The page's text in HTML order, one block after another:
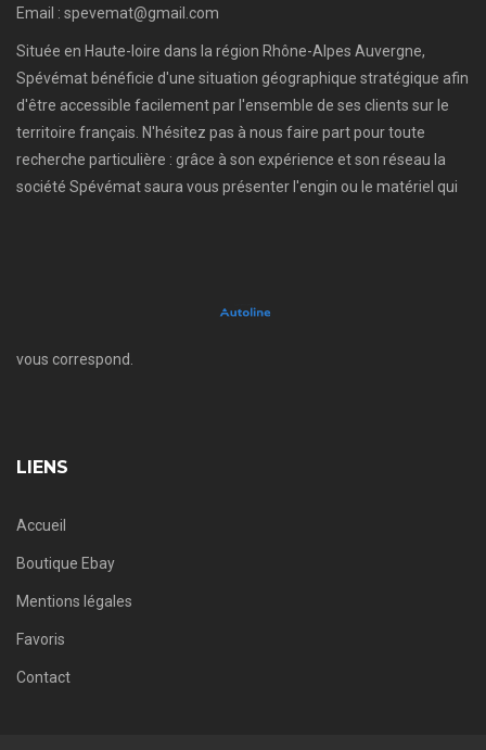
Email : spevemat@gmail.com
Située en Haute-loire dans la région Rhône-Alpes Auvergne,
Spévémat bénéficie d'une situation géographique stratégique afin
d'être accessible facilement par l'ensemble de ses clients sur le
territoire français. N'hésitez pas à nous faire part pour toute
recherche particulière : grâce à son expérience et son réseau la
société Spévémat saura vous présenter l'engin ou le matériel qui
vous correspond.
LIENS
Accueil
Boutique Ebay
Mentions légales
Favoris
Contact